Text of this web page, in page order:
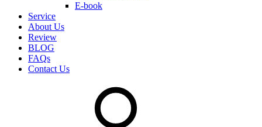
E-book
Service
About Us
Review
BLOG
FAQs
Contact Us